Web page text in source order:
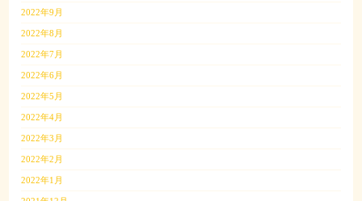
2022年9月
2022年8月
2022年7月
2022年6月
2022年5月
2022年4月
2022年3月
2022年2月
2022年1月